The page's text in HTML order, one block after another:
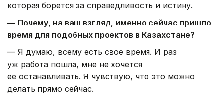
которая борется за справедливость и истину.
— Почему, на ваш взгляд, именно сейчас пришло
время для подобных проектов в Казахстане?
— Я думаю, всему есть свое время. И раз
уж работа пошла, мне не хочется
ее останавливать. Я чувствую, что это можно
делать прямо сейчас.